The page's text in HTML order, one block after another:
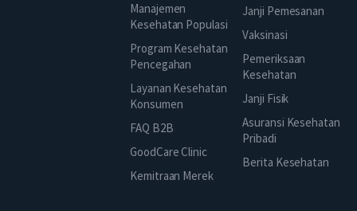
Manajemen
Kesehatan Populasi
Program Kesehatan
Pencegahan
Layanan Kesehatan
Konsumen
FAQ B2B
GoodCare Clinic
Kemitraan Merek
Janji Pemesanan
Vaksinasi
Pemeriksaan
Kesehatan
Janji Fisik
Asuransi Kesehatan
Pribadi
Berita Kesehatan